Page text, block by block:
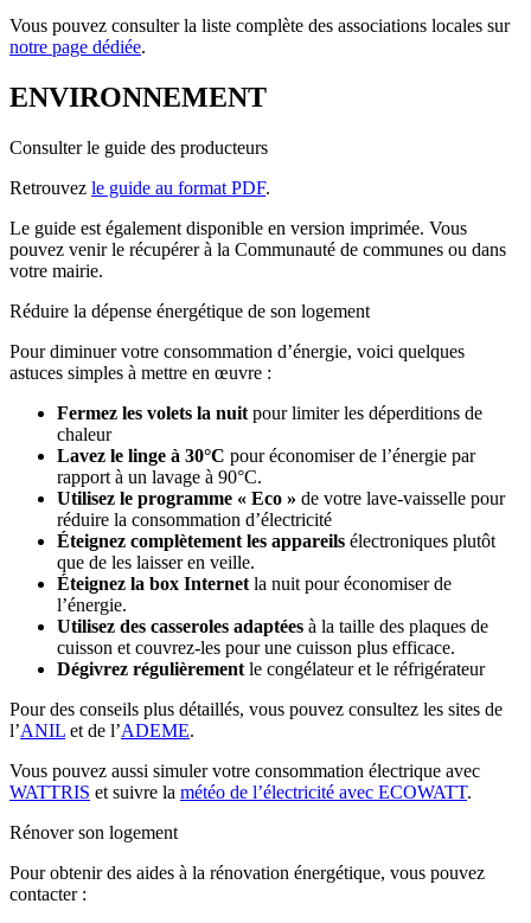
Vous pouvez consulter la liste complète des associations locales sur
notre page dédiée.
ENVIRONNEMENT
Consulter le guide des producteurs
Retrouvez le guide au format PDF.
Le guide est également disponible en version imprimée. Vous
pouvez venir le récupérer à la Communauté de communes ou dans
votre mairie.
Réduire la dépense énergétique de son logement
Pour diminuer votre consommation d’énergie, voici quelques
astuces simples à mettre en œuvre :
Fermez les volets la nuit pour limiter les déperditions de
chaleur
Lavez le linge à 30°C pour économiser de l’énergie par
rapport à un lavage à 90°C.
Utilisez le programme « Eco » de votre lave-vaisselle pour
réduire la consommation d’électricité
Éteignez complètement les appareils électroniques plutôt
que de les laisser en veille.
Éteignez la box Internet la nuit pour économiser de
l’énergie.
Utilisez des casseroles adaptées à la taille des plaques de
cuisson et couvrez-les pour une cuisson plus efficace.
Dégivrez régulièrement le congélateur et le réfrigérateur
Pour des conseils plus détaillés, vous pouvez consultez les sites de
l’ANIL et de l’ADEME.
Vous pouvez aussi simuler votre consommation électrique avec
WATTRIS et suivre la météo de l’électricité avec ECOWATT.
Rénover son logement
Pour obtenir des aides à la rénovation énergétique, vous pouvez
contacter :